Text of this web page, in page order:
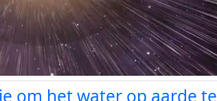
om het water op aarde te